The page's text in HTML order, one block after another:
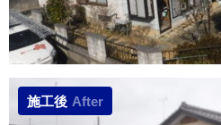
施工後 After